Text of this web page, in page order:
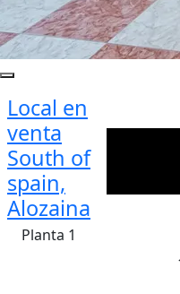
Local en
venta
South of
spain,
Alozaina
Planta 1